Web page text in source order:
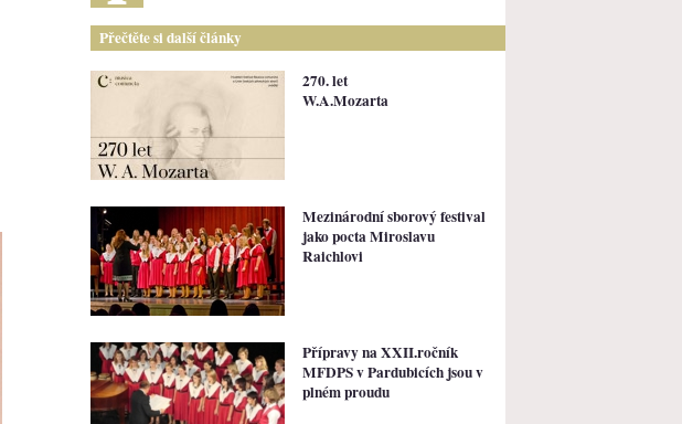
Přečtěte si další články
270. let
W.A.Mozarta
Mezinárodní sborový festival
jako pocta Miroslavu
Raichlovi
Přípravy na XXII.ročník
MFDPS v Pardubicích jsou v
plném proudu